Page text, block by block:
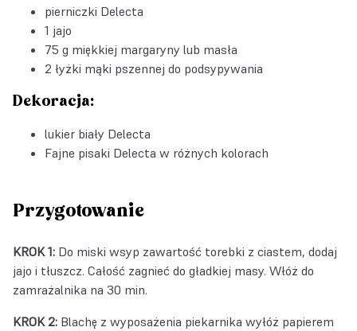
pierniczki Delecta
1 jajo
75 g miękkiej margaryny lub masła
2 łyżki mąki pszennej do podsypywania
Dekoracja:
lukier biały Delecta
Fajne pisaki Delecta w różnych kolorach
Przygotowanie
KROK 1: Do miski wsyp zawartość torebki z ciastem, dodaj
jajo i tłuszcz. Całość zagnieć do gładkiej masy. Włóż do
zamrażalnika na 30 min.
KROK 2: Blachę z wyposażenia piekarnika wyłóż papierem